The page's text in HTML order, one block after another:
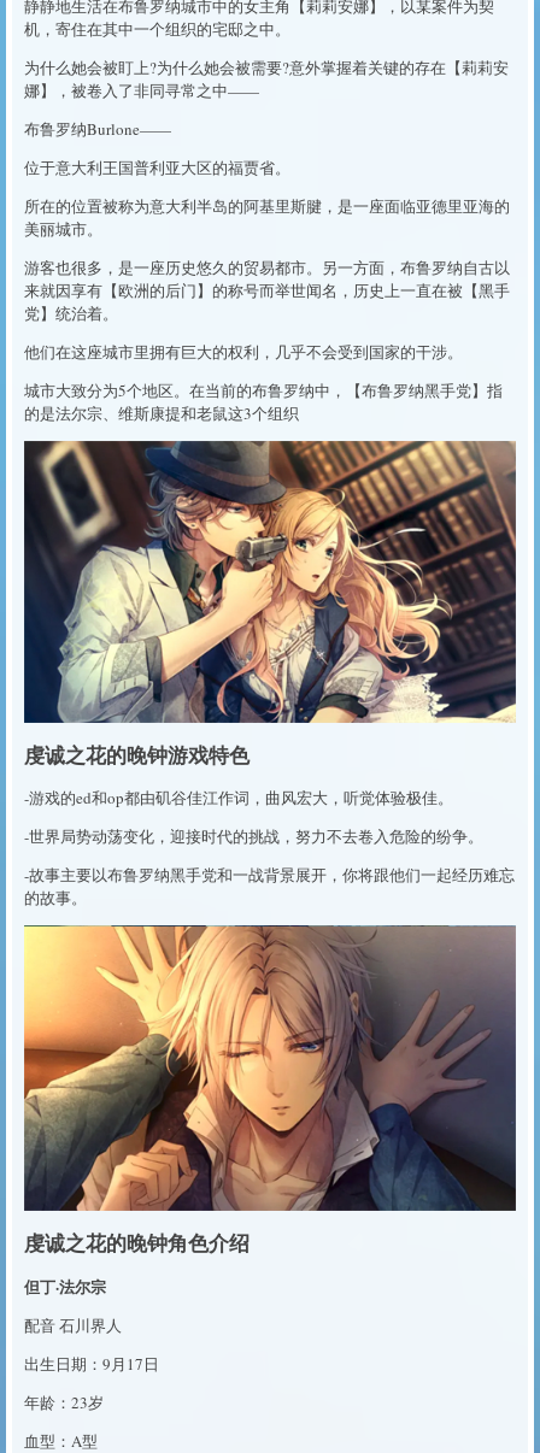
静静地生活在布鲁罗纳城市中的女主角【莉莉安娜】，以某案件为契
机，寄住在其中一个组织的宅邸之中。
为什么她会被盯上?为什么她会被需要?意外掌握着关键的存在【莉莉安
娜】，被卷入了非同寻常之中——
布鲁罗纳Burlone——
位于意大利王国普利亚大区的福贾省。
所在的位置被称为意大利半岛的阿基里斯腱，是一座面临亚德里亚海的
美丽城市。
游客也很多，是一座历史悠久的贸易都市。另一方面，布鲁罗纳自古以
来就因享有【欧洲的后门】的称号而举世闻名，历史上一直在被【黑手
党】统治着。
他们在这座城市里拥有巨大的权利，几乎不会受到国家的干涉。
城市大致分为5个地区。在当前的布鲁罗纳中，【布鲁罗纳黑手党】指
的是法尔宗、维斯康提和老鼠这3个组织
虔诚之花的晚钟游戏特色
-游戏的ed和op都由矶谷佳江作词，曲风宏大，听觉体验极佳。
-世界局势动荡变化，迎接时代的挑战，努力不去卷入危险的纷争。
-故事主要以布鲁罗纳黑手党和一战背景展开，你将跟他们一起经历难忘
的故事。
虔诚之花的晚钟角色介绍
但丁·法尔宗
配音 石川界人
出生日期：9月17日
年龄：23岁
血型：A型